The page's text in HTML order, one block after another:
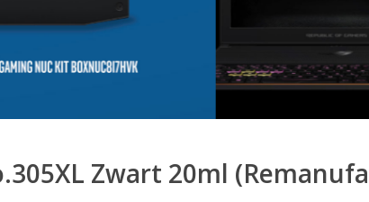
Zwart 20ml